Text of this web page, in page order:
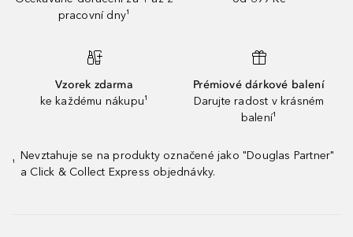
pracovní dny¹
Vzorek zdarma
ke každému nákupu¹
Prémiové dárkové balení
Darujte radost v krásném
balení¹
¹
Nevztahuje se na produkty označené jako "Douglas Partner"
a Click & Collect Express objednávky.